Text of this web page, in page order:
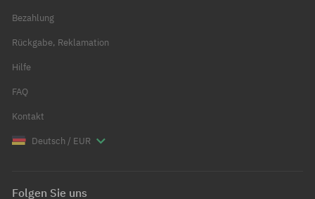
Bezahlung
Rückgabe, Reklamation
Hilfe
FAQ
Kontakt
Deutsch / EUR
Folgen Sie uns